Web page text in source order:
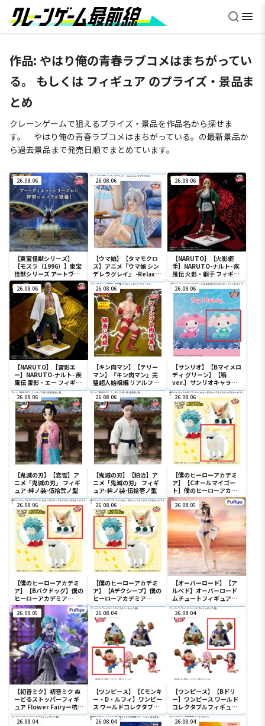
作品: やはり俺の青春ラブコメはまちがってい
る。 もしくは フィギュア のプライズ・景品ま
とめ
クレーンゲームで狙えるプライズ・景品を作品名から探せま
す。 やはり俺の青春ラブコメはまちがっている。の最新景品か
ら過去景品まで発売日順でまとめています。
26.08.06
【東宝怪獣シリーズ】
【モスラ（1996）】東宝
怪獣シリーズ アートヴィ
ネット モスラ（1996）
26.08.06
【ウマ娘】【タマモクロ
ス】アニメ『ウマ娘 シン
デレラグレイ』 -Relax
time-タマモクロス
26.08.06
【NARUTO】【火影綱
手】NARUTO-ナルト- 疾
風伝 火影・綱手 フィギュ
ア～五影集結…!!～
26.08.06
【NARUTO】【雷影エ
ー】NARUTO-ナルト- 疾
風伝 雷影・エー フィギュ
ア～五影集結…!!～
26.08.06
【キン肉マン】【テリー
マン】『キン肉マン』完
璧超人始祖編 リアルフィ
ギュア-テリーマン-
26.08.06
【サンリオ】【Bマイメロ
ディ グリーン】【箱
ver.】サンリオキャラク
ターズ おおきな
SOFVIMATES～マイメロ
ディ マーメイドver. ～
26.08.06
【鬼滅の刃】【恋雪】ア
ニメ「鬼滅の刃」 フィギ
ュア-絆ノ装-伍拾弐ノ型
26.08.06
【鬼滅の刃】【狛治】ア
ニメ「鬼滅の刃」 フィギ
ュア-絆ノ装-伍拾壱ノ型
26.08.06
【僕のヒーローアカデミ
ア】【Cオールマイゴー
ト】僕のヒーローアカデ
ミア Fluffy Puffy～デク
シープ＆バクドッグ＆オ
ールマイゴート～
26.08.06
【僕のヒーローアカデミ
ア】【Bバクドッグ】僕の
ヒーローアカデミア
Fluffy Puffy～デクシー
プ＆バクドッグ＆オール
マイゴート～
26.08.06
【僕のヒーローアカデミ
ア】【Aデクシープ】僕の
ヒーローアカデミア
Fluffy Puffy～デクシー
プ＆バクドッグ＆オール
マイゴート～
26.08.05
【オーバーロード】【ア
ルベド】オーバーロード
ムチュートフィギュアー
アルベド・aqua ver.ー
26.08.05
【初音ミク】初音ミク ぬ
ーどるストッパーフィギ
ュア Flower Fairyー桔梗
ー
26.08.04
【ワンピース】【Cモンキ
ー・D・ルフィ】ワンピー
ス ワールドコレクタブル
フィギュア-宴1-
26.08.04
【ワンピース】【Bドリ
ー】ワンピース ワールド
コレクタブルフィギュア-
宴1-
26.08.04 26.08.04 26.08.04